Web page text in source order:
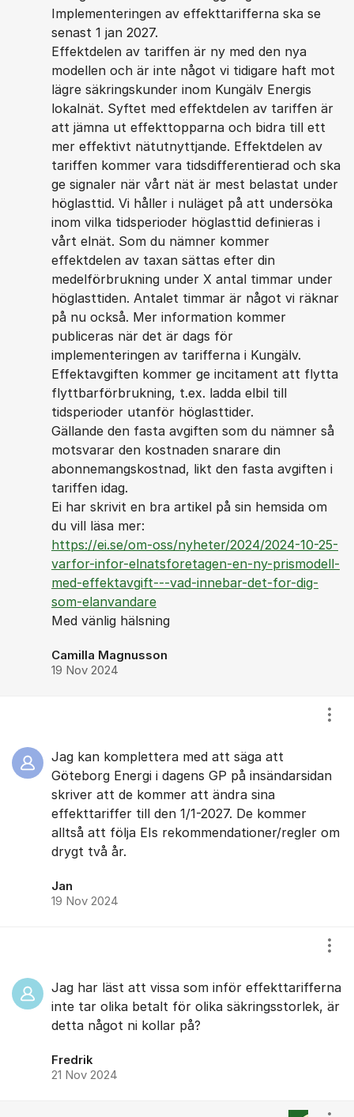
Implementeringen av effekttarifferna ska se
senast 1 jan 2027.
Effektdelen av tariffen är ny med den nya
modellen och är inte något vi tidigare haft mot
lägre säkringskunder inom Kungälv Energis
lokalnät. Syftet med effektdelen av tariffen är
att jämna ut effekttopparna och bidra till ett
mer effektivt nätutnyttjande. Effektdelen av
tariffen kommer vara tidsdifferentierad och ska
ge signaler när vårt nät är mest belastat under
höglasttid. Vi håller i nuläget på att undersöka
inom vilka tidsperioder höglasttid definieras i
vårt elnät. Som du nämner kommer
effektdelen av taxan sättas efter din
medelförbrukning under X antal timmar under
höglasttiden. Antalet timmar är något vi räknar
på nu också. Mer information kommer
publiceras när det är dags för
implementeringen av tarifferna i Kungälv.
Effektavgiften kommer ge incitament att flytta
flyttbarförbrukning, t.ex. ladda elbil till
tidsperioder utanför höglasttider.
Gällande den fasta avgiften som du nämner så
motsvarar den kostnaden snarare din
abonnemangskostnad, likt den fasta avgiften i
tariffen idag.
Ei har skrivit en bra artikel på sin hemsida om
du vill läsa mer:
https://ei.se/om-oss/nyheter/2024/2024-10-25-
varfor-infor-elnatsforetagen-en-ny-prismodell-
med-effektavgift---vad-innebar-det-for-dig-
som-elanvandare
Med vänlig hälsning
Camilla Magnusson
19 Nov 2024
Jag kan komplettera med att säga att
Göteborg Energi i dagens GP på insändarsidan
skriver att de kommer att ändra sina
effekttariffer till den 1/1-2027. De kommer
alltså att följa EIs rekommendationer/regler om
drygt två år.
Jan
19 Nov 2024
Jag har läst att vissa som inför effekttarifferna
inte tar olika betalt för olika säkringsstorlek, är
detta något ni kollar på?
Fredrik
21 Nov 2024